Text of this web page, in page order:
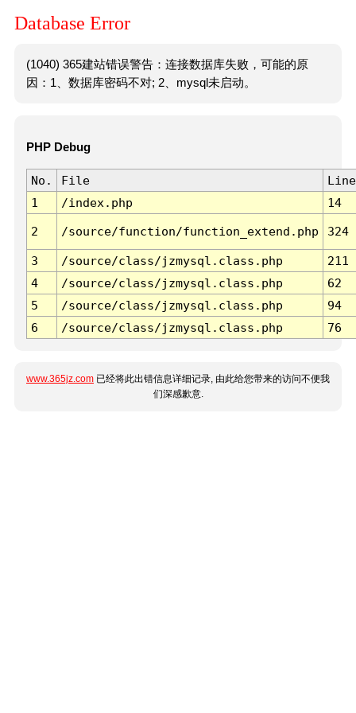
Database Error
(1040) 365建站错误警告：连接数据库失败，可能的原
因：1、数据库密码不对; 2、mysql未启动。
PHP Debug
No. File
Line
1
/index.php 14
2 /source/function/function_extend.php 324
3 /source/class/jzmysql.class.php
211
4
/source/class/jzmysql.class.php
62
5
/source/class/jzmysql.class.php
94
6
/source/class/jzmysql.class.php 76
www.365jz.com 已经将此出错信息详细记录, 由此给您带来的访问不便我
们深感歉意.